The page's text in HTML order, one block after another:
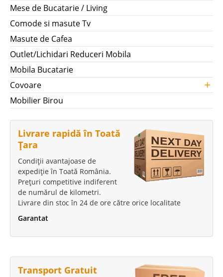
Mese de Bucatarie / Living
Comode si masute Tv
Masute de Cafea
Outlet/Lichidari Reduceri Mobila
Mobila Bucatarie
Covoare
+
Mobilier Birou
Livrare rapidă în Toată
Țara
Condiții avantajoase de
expediție în Toată România.
Prețuri competitive indiferent
de numărul de kilometri.
Livrare din stoc în 24 de ore către orice localitate
Garantat
Transport Gratuit